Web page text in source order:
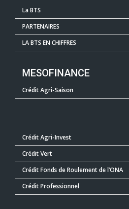
La BTS
PARTENAIRES
LA BTS EN CHIFFRES
MESOFINANCE
Crédit Agri-Saison
Crédit Agri-Invest
Crédit Vert
Crédit Fonds de Roulement de l’ONA
Crédit Professionnel